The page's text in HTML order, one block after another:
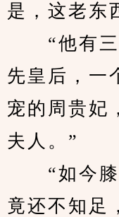
是，这老东
“他有三
先皇后，一
宠的周贵妃
夫人。”
“如今膝
竟还不知足